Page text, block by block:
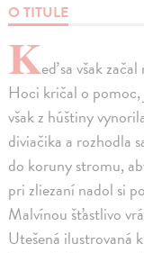
O TITULE
Keď sa však
Hoci kričal o
však z húštiny
diviačika a rozhodla
do koruny stromu,
pri zliezaní nadol si
Malvínou šťastlivo
Utešená ilustrovaná